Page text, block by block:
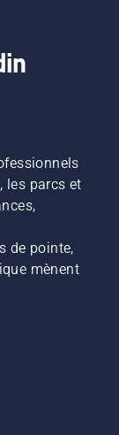
les parcs et
de pointe,
mènent